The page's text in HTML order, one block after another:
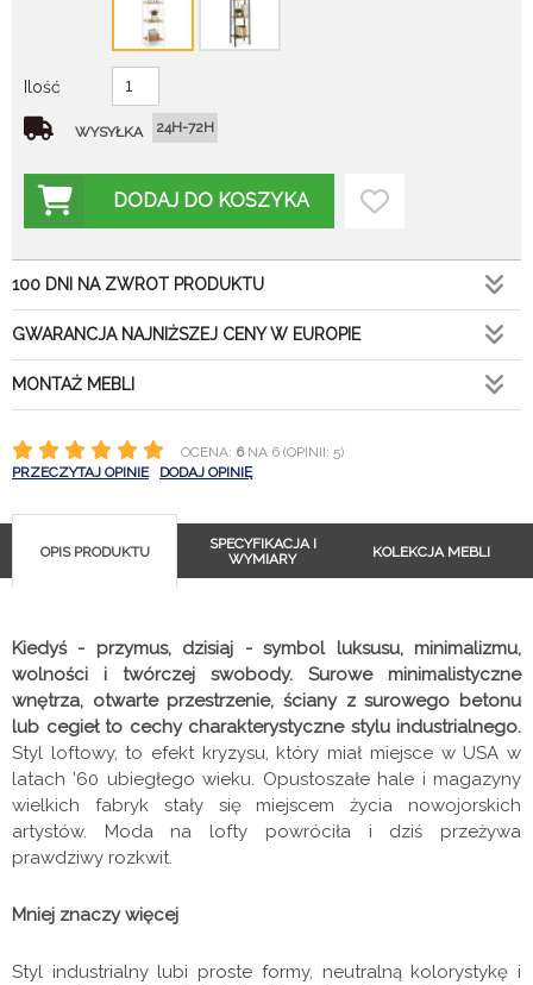
Ilość
WYSYŁKA 24H-72H
DODAJ DO KOSZYKA
100 DNI NA ZWROT PRODUKTU
GWARANCJA NAJNIŻSZEJ CENY W EUROPIE
MONTAŻ MEBLI
OCENA: 6NA 6 (OPINII: 5)
PRZECZYTAJ OPINIE
DODAJ OPINIĘ
OPIS PRODUKTU
SPECYFIKACJA I
WYMIARY
KOLEKCJA MEBLI
Kiedyś - przymus, dzisiaj - symbol luksusu, minimalizmu,
wolności i twórczej swobody. Surowe minimalistyczne
wnętrza, otwarte przestrzenie, ściany z surowego betonu
lub cegieł to cechy charakterystyczne stylu industrialnego.
Styl loftowy, to efekt kryzysu, który miał miejsce w USA w
latach '60 ubiegłego wieku. Opustoszałe hale i magazyny
wielkich fabryk stały się miejscem życia nowojorskich
artystów. Moda na lofty powróciła i dziś przeżywa
prawdziwy rozkwit.
Mniej znaczy więcej
Styl industrialny lubi proste formy, neutralną kolorystykę i